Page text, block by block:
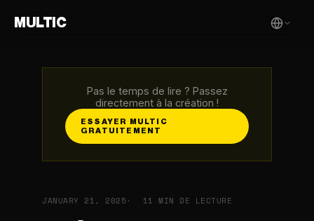
MULTIC
Pas le temps de lire ? Passez
directement à la création !
ESSAYER MULTIC
GRATUITEMENT
JANUARY 21, 2025 11 MIN DE LECTURE